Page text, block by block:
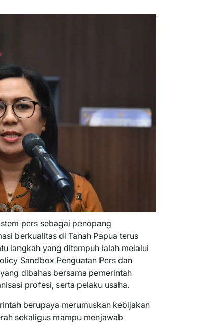
pers sebagai penopang
berkualitas di Tanah Papua terus
langkah yang ditempuh ialah melalui
Sandbox Penguatan Pers dan
dibahas bersama pemerintah
profesi, serta pelaku usaha.
berupaya merumuskan kebijakan
sekaligus mampu menjawab